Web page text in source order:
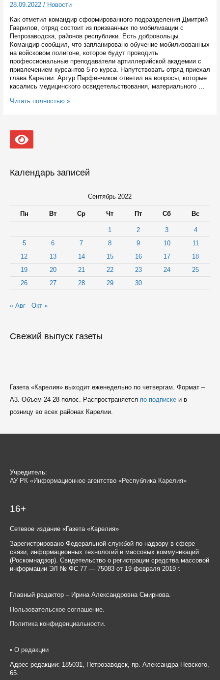
исследований
28.09.2022/ Новости
Как отметил командир сформированного подразделения Дмитрий
Гаврилов, отряд состоит из призванных по мобилизации с
Петрозаводска, районов республики. Есть добровольцы.
Командир сообщил, что запланировано обучение мобилизованных
на войсковом полигоне, которое будут проводить
профессиональные преподаватели артиллерийской академии с
привлечением курсантов 5-го курса. Напутствовать отряд приехал
глава Карелии. Артур Парфенчиков ответил на вопросы, которые
касались медицинского освидетельствования, материального …
На
Петрозаводске
проводили
мобилизованных
Читать полностью »
Календарь записей
Сентябрь 2022
Пн Вт Ср Чт Пт Сб Вс
1 2 3
4
5
6 7 8 9 10
11
12
13 14 15 16 17
18
19
20 21 22 23 24
25
26
27 28 29 30
« Авг Окт »
Свежий выпуск газеты
Газета «Карелия» выходит еженедельно по четвергам. Формат –
A3. Объем 24-28 полос. Распространяется по подпискеи в
розницу во всех районах Карелии.
Учредитель:
АУ РК «Информационное агентство «Республика Карелия»
16+
Сетевое издание «Газета «Карелия»
Зарегистрировано Федеральной службой по надзору в сфере
связи, информационных технологий и массовых коммуникаций
(Роскомнадзор). Свидетельство о регистрации средства массовой
информации ЭЛ № ФС 77 — 75083 от 19 февраля 2019 г.
Главный редактор – Ирина Александровна Смирнова.
Пользовательское соглашение
Политика конфиденциальности.
• О редакции
Адрес редакции: 185031, Петрозаводск, пр. Александра Невского,
65.